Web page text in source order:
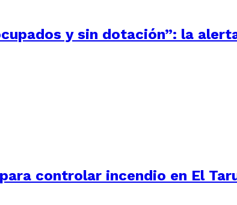
y sin dotación”: la
controlar incendio en El